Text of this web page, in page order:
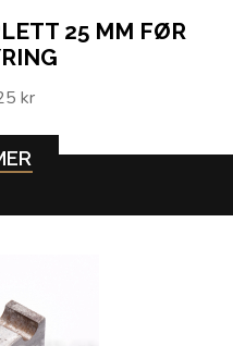
25 MM FØR
kr